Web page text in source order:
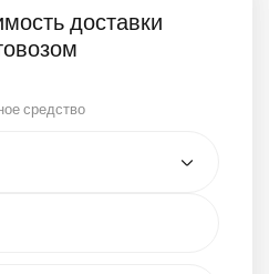
доставки
средство